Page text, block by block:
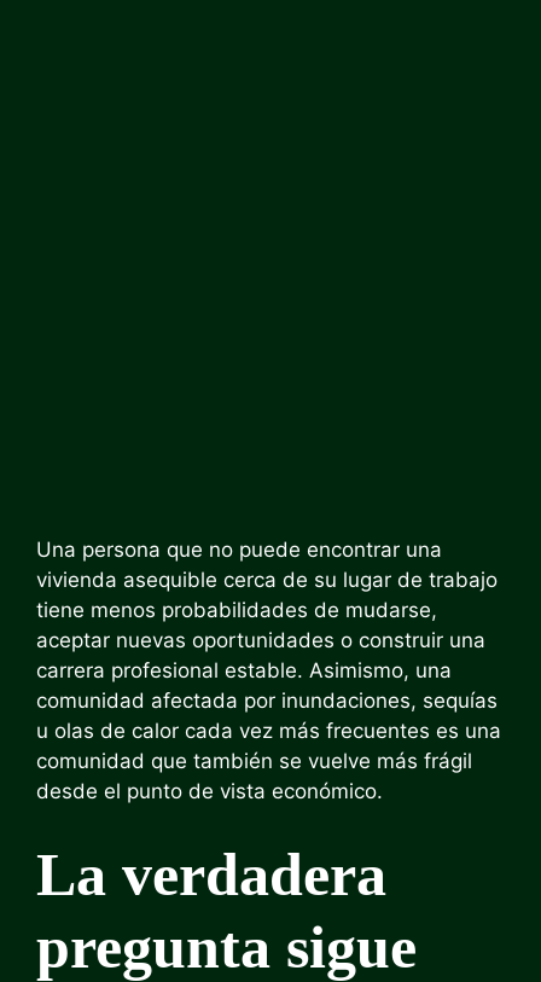
Una persona que no puede encontrar una
vivienda asequible cerca de su lugar de trabajo
tiene menos probabilidades de mudarse,
aceptar nuevas oportunidades o construir una
carrera profesional estable. Asimismo, una
comunidad afectada por inundaciones, sequías
u olas de calor cada vez más frecuentes es una
comunidad que también se vuelve más frágil
desde el punto de vista económico.
La verdadera
pregunta sigue